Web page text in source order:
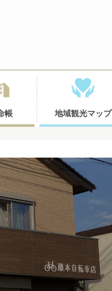
帳 地域観光マップ